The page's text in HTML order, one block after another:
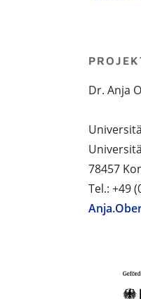
Dr. Anja
78457
Tel.: +49